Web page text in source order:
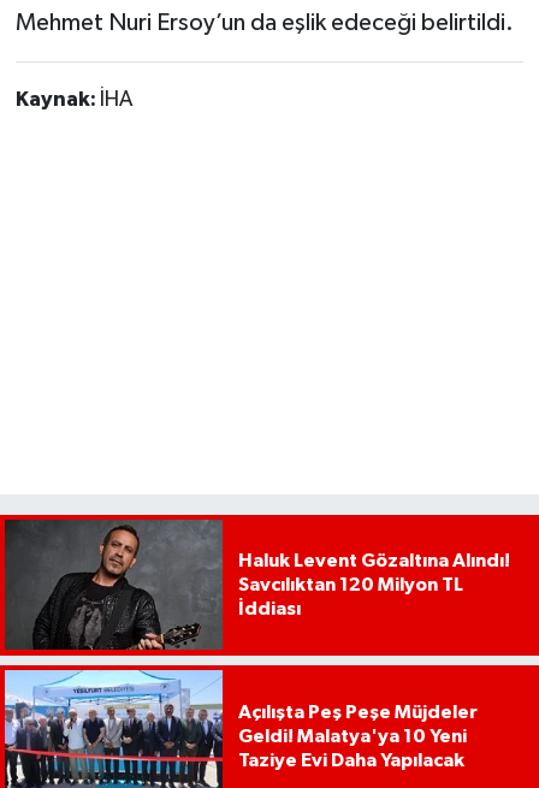
Mehmet Nuri Ersoy’un da eşlik edeceği belirtildi.
Kaynak: İHA
Haluk Levent Gözaltına Alındı!
Savcılıktan 120 Milyon TL
İddiası
Açılışta Peş Peşe Müjdeler
Geldi! Malatya'ya 10 Yeni
Taziye Evi Daha Yapılacak